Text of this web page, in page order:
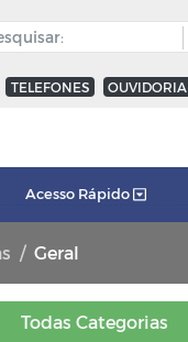
TELEFONES OUVIDORIA
Acesso Rápido
Geral
Todas Categorias